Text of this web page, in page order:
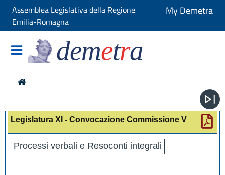
Assemblea Legislativa della Regione
Emilia-Romagna
My Demetra
demetra
Legislatura XI - Convocazione Commissione V
Processi verbali e Resoconti integrali